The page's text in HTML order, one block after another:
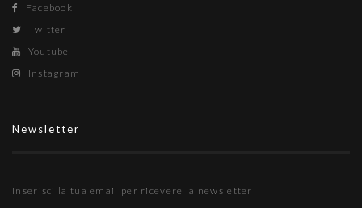
Facebook
Twitter
Youtube
Instagram
Newsletter
Inserisci la tua email per ricevere la newsletter